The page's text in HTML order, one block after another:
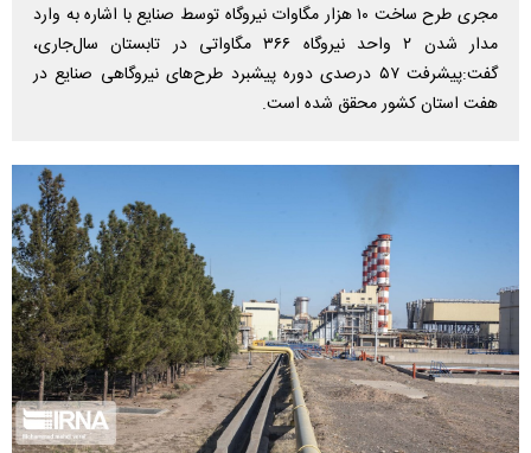
مجری طرح ساخت ۱۰ هزار مگاوات نیروگاه توسط صنایع با اشاره به وارد
مدار شدن ۲ واحد نیروگاه ۳۶۶ مگاواتی در تابستان سال‌جاری،
گفت:پیشرفت ۵۷ درصدی دوره پیشبرد طرح‌های نیروگاهی صنایع در
هفت استان کشور محقق شده است.